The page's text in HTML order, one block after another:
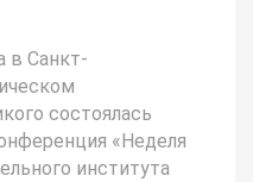
в Санкт-
состоялась
«Неделя
института